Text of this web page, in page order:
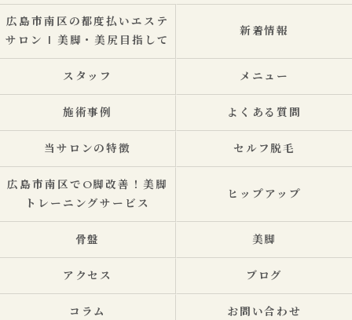
広島市南区の都度払いエステ
サロン | 美脚・美尻目指して
新着情報
スタッフ メニュー
施術事例 よくある質問
当サロンの特徴 セルフ脱毛
広島市南区でO脚改善！美脚
トレーニングサービス
ヒップアップ
骨盤 美脚
アクセス ブログ
コラム お問い合わせ